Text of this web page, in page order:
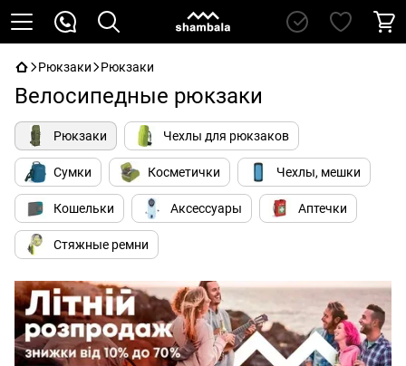
Рюкзаки Рюкзаки
Велосипедные рюкзаки
Рюкзаки Чехлы для рюкзаков
Сумки Косметички Чехлы, мешки
Кошельки Аксессуары Аптечки
Стяжные ремни